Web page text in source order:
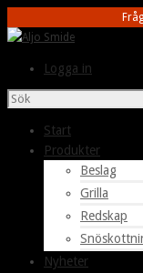
Logga in
Start
Produkter
Beslag
Grilla
Redskap
Nyheter